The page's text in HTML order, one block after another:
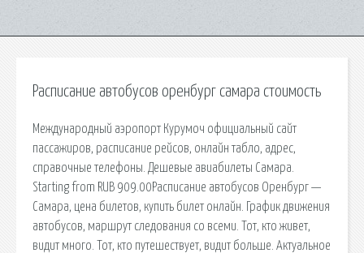
Расписание автобусов оренбург самара стоимость
Международный аэропорт Курумоч официальный сайт
пассажиров, расписание рейсов, онлайн табло, адрес,
справочные телефоны. Дешевые авиабилеты Самара.
Starting from RUB 909.00Расписание автобусов Оренбург —
Самара, цена билетов, купить билет онлайн. График движения
автобусов, маршрут следования со всеми. Тот, кто живет,
видит много. Тот, кто путешествует, видит больше. Актуальное